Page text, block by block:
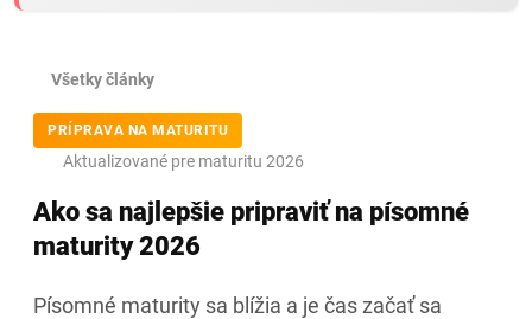
Všetky články
PRÍPRAVA NA MATURITU
Aktualizované pre maturitu 2026
Ako sa najlepšie pripraviť na písomné
maturity 2026
Písomné maturity sa blížia a je čas začať sa